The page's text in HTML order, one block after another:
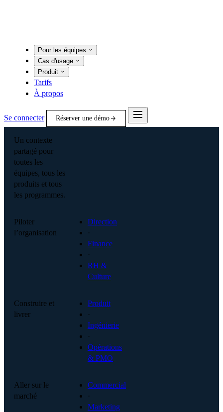
Pour les équipes
Cas d'usage
Produit
Tarifs
À propos
Se connecter Réserver une démo
Un contexte
partagé pour
toutes les
équipes, tous les
produits et tous
les programmes.
Piloter
l’organisation
Direction
·
Finance
·
RH &
Culture
Construire et
livrer
Produit
·
Ingénierie
·
Opérations
& PMO
Aller sur le
marché
Commercial
·
Marketing